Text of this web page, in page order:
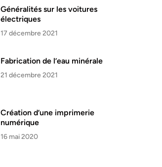
Généralités sur les voitures
électriques
17 décembre 2021
Fabrication de l’eau minérale
21 décembre 2021
Création d’une imprimerie
numérique
16 mai 2020